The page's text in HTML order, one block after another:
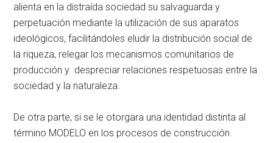
alienta en la distraída sociedad su salvaguarda y
perpetuación mediante la utilización de sus aparatos
ideológicos, facilitándoles eludir la distribución social de
la riqueza, relegar los mecanismos comunitarios de
producción y despreciar relaciones respetuosas entre la
sociedad y la naturaleza.
De otra parte, si se le otorgara una identidad distinta al
término MODELO en los procesos de construcción